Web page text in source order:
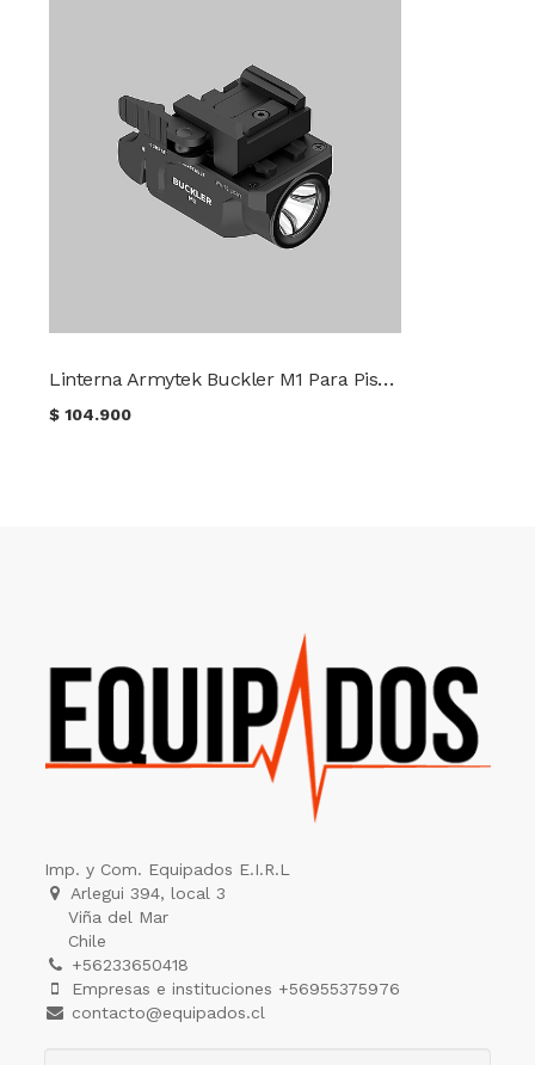
Linterna Armytek Buckler M1 Para Pistola
$104.900
Imp. y Com. Equipados E.I.R.L
Arlegui 394, local 3
Viña del Mar
Chile
+56233650418
Empresas e instituciones +56955375976
contacto@equipados.cl